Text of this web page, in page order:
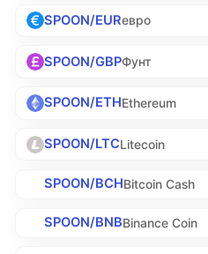
SPOON/EURевро
SPOON/GBPФунт
SPOON/ETHEthereum
SPOON/LTCLitecoin
SPOON/BCHBitcoin Cash
SPOON/BNBBinance Coin